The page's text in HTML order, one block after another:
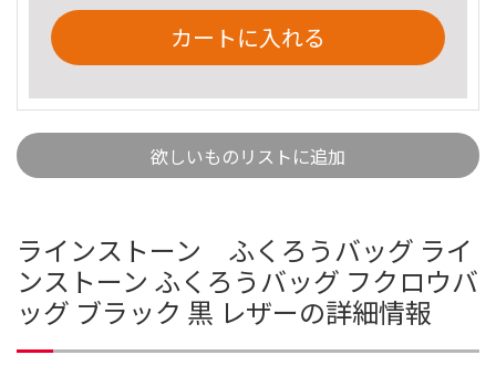
カートに入れる
欲しいものリストに追加
ラインストーン ふくろうバッグ ライ
ンストーン ふくろうバッグ フクロウバ
ッグ ブラック 黒 レザーの詳細情報